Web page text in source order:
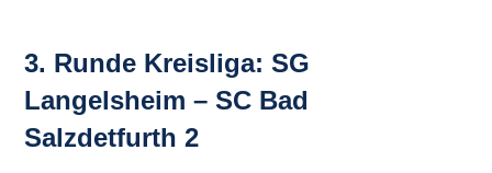
3. Runde Kreisliga: SG
Langelsheim – SC Bad
Salzdetfurth 2